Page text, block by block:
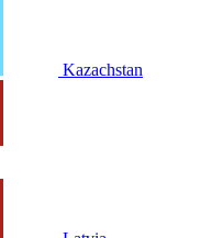
Kazachstan